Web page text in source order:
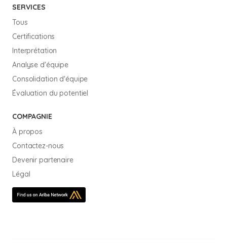
SERVICES
Tous
Certifications
Interprétation
Analyse d'équipe
Consolidation d'équipe
Évaluation du potentiel
COMPAGNIE
À propos
Contactez-nous
Devenir partenaire
Légal